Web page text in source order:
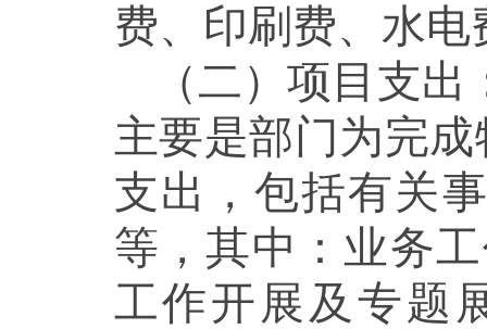
费、印刷费、水
（二）项目支
主要是部门为完
支出，包括有关
等，其中：业务
工作开展及专题